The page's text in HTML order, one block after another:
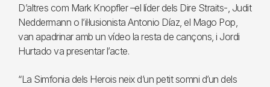
D’altres com Mark Knopfler –el líder dels Dire Straits-, Judit
Neddermann o l’il·lusionista Antonio Díaz, el Mago Pop,
van apadrinar amb un vídeo la resta de cançons, i Jordi
Hurtado va presentar l’acte.
“La Simfonia dels Herois neix d’un petit somni d’un dels